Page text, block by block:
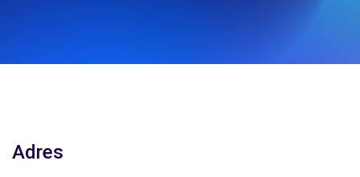
Adres